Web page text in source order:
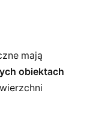
mają
obiektach